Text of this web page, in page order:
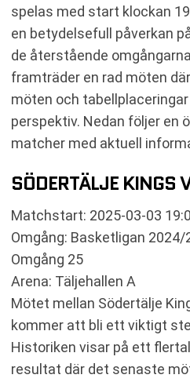
spelas med start klockan
en betydelsefull påverkan
de återstående
framträder en rad möten
möten och
perspektiv. Nedan följer en
matcher med aktuell
SÖDERTÄLJE KINGS
Matchstart: 2025-03-03
Omgång: Basketligan 2024/
Omgång 25
Arena: Täljehallen A
Mötet mellan Södertälje
kommer att bli ett viktigt
Historiken visar på ett
resultat där det senaste